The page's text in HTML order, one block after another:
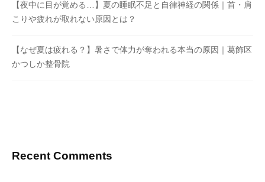
【夜中に目が覚める…】夏の睡眠不足と自律神経の関係｜首・肩
こりや疲れが取れない原因とは？
【なぜ夏は疲れる？】暑さで体力が奪われる本当の原因｜葛飾区
かつしか整骨院
Recent Comments